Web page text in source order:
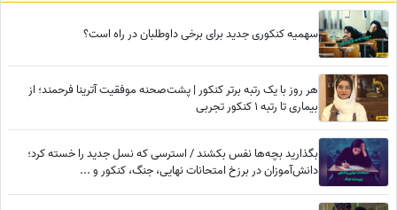
سهمیه کنکوری جدید برای برخی داوطلبان در راه است؟
هر روز با یک رتبه برتر کنکور | پشت‌صحنه موفقیت آترینا فرحمند؛ از
بیماری تا رتبه 1 کنکور تجربی
بگذارید بچه‌ها نفس بکشند / استرسی که نسل جدید را خسته کرد؛
دانش‌آموزان در برزخ امتحانات نهایی، جنگ، کنکور و ...